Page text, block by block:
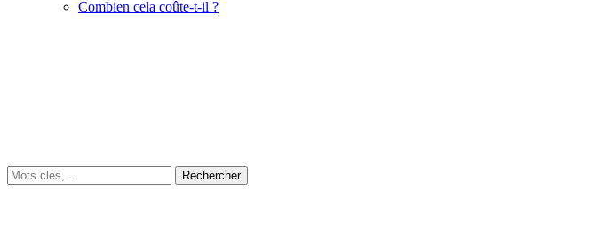
Combien cela coûte-t-il ?